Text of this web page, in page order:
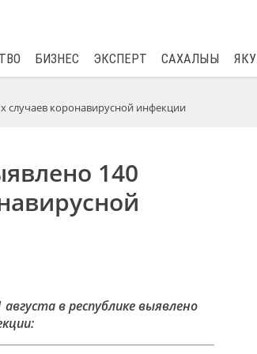
БИЗНЕС ЭКСПЕРТ САХАЛЫЫ
случаев коронавирусной инфекции
140
в республике выявлено